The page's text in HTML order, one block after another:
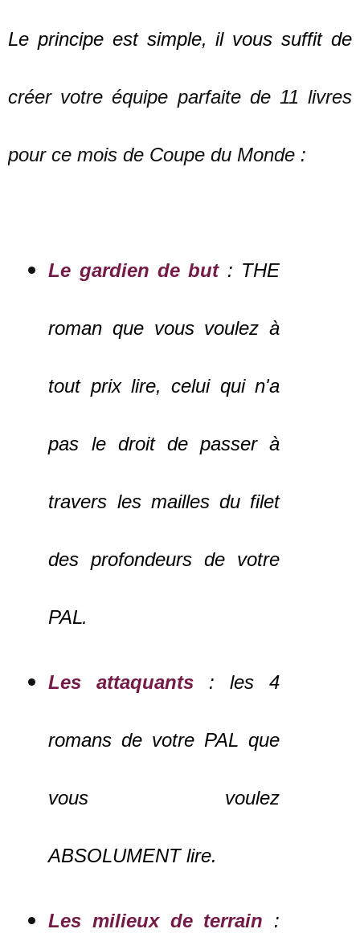
Le principe est simple, il vous suffit de
créer votre équipe parfaite de 11 livres
pour ce mois de Coupe du Monde :
Le gardien de but : THE
roman que vous voulez à
tout prix lire, celui qui n'a
pas le droit de passer à
travers les mailles du filet
des profondeurs de votre
PAL.
Les attaquants : les 4
romans de votre PAL que
vous voulez
ABSOLUMENT lire.
Les milieux de terrain :